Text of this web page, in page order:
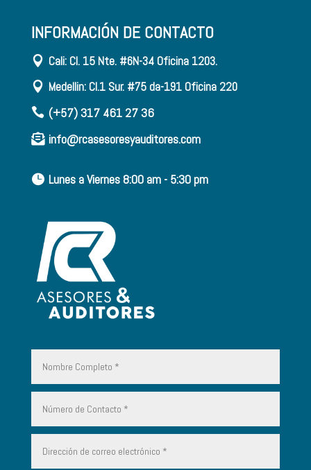
INFORMACIÓN DE CONTACTO
 Cali: Cl. 15 Nte. #6N-34 Oficina 1203.
 Medellin: Cl.1 Sur. #75 da-191 Oficina 220
 (+57) 317 461 27 36
 info@rcasesoresyauditores.com
 Lunes a Viernes 8:00 am - 5:30 pm